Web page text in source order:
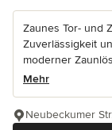
Zaunes Tor- und
Zuverlässigkeit
moderner
Mehr
Neubeckumer